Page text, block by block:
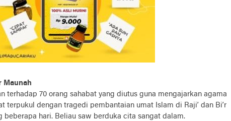
Maunah
terhadap 70 orang sahabat yang diutus guna mengajarkan agama
terpukul dengan tragedi pembantaian umat Islam di Raji’ dan Bi’r
beberapa hari. Beliau saw berduka cita sangat dalam.